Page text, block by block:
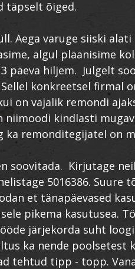
täpselt õiged.
Aega varuge siiski
algul plaanisime
päeva hiljem. Julgelt
konkreetsel firmal
on vajalik remondi
kindlasti
ka remonditegijatel on
soovitada. Kirjutage
5016386. Suure
et tänapäevased
pikema kasutusea.
järjekorda suht
ka nende poolsetest
tehtud tipp - topp.